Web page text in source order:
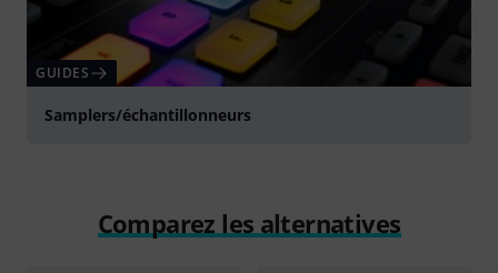
GUIDES
Samplers/échantillonneurs
Comparez les alternatives